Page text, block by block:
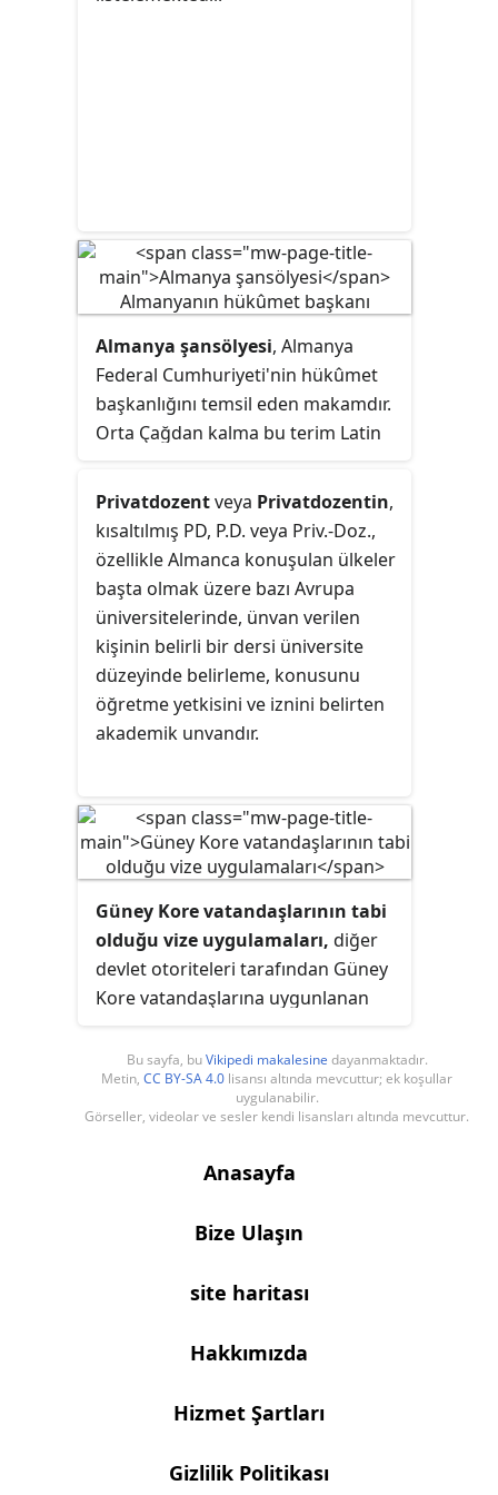
Almanya şansölyesi, Almanya
Federal Cumhuriyeti'nin hükûmet
başkanlığını temsil eden makamdır.
Orta Çağdan kalma bu terim Latin
Privatdozentveya Privatdozentin,
kısaltılmış PD, P.D. veya Priv.-Doz.,
özellikle Almanca konuşulan ülkeler
başta olmak üzere bazı Avrupa
üniversitelerinde, ünvan verilen
kişinin belirli bir dersi üniversite
düzeyinde belirleme, konusunu
öğretme yetkisini ve iznini belirten
akademik unvandır.
Güney Kore vatandaşlarının tabi
olduğu vize uygulamaları, diğer
devlet otoriteleri tarafından Güney
Kore vatandaşlarına uygunlanan
Bu sayfa, buVikipedi makalesine dayanmaktadır.
Metin, CC BY-SA 4.0 lisansı altında mevcuttur; ek koşullar
uygulanabilir.
Görseller, videolar ve sesler kendi lisansları altında mevcuttur.
Anasayfa
Bize Ulaşın
site haritası
Hakkımızda
Hizmet Şartları
Gizlilik Politikası